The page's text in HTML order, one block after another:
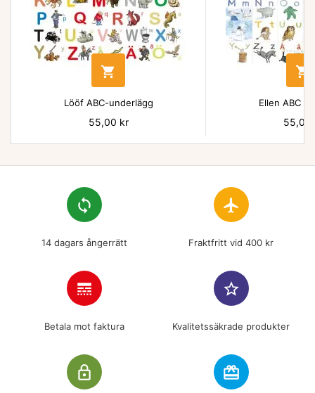

Lööf ABC-underlägg
Pris
55,00 kr

Ellen ABC
Pris
55,00
loop
14 dagars ångerrätt
flight
Fraktfritt vid 400 kr
line_style
Betala mot faktura
star_border
Kvalitetssäkrade produkter
lock_outline redeem